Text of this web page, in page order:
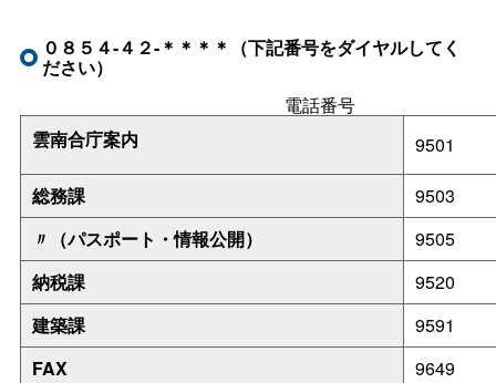
０８５４-４２-＊＊＊＊（下記番号をダイヤルしてく
ださい）
電話番号
雲南合庁案内
9501
総務課
9503
〃（パスポート・情報公開）
9505
納税課
9520
建築課
9591
FAX
9649